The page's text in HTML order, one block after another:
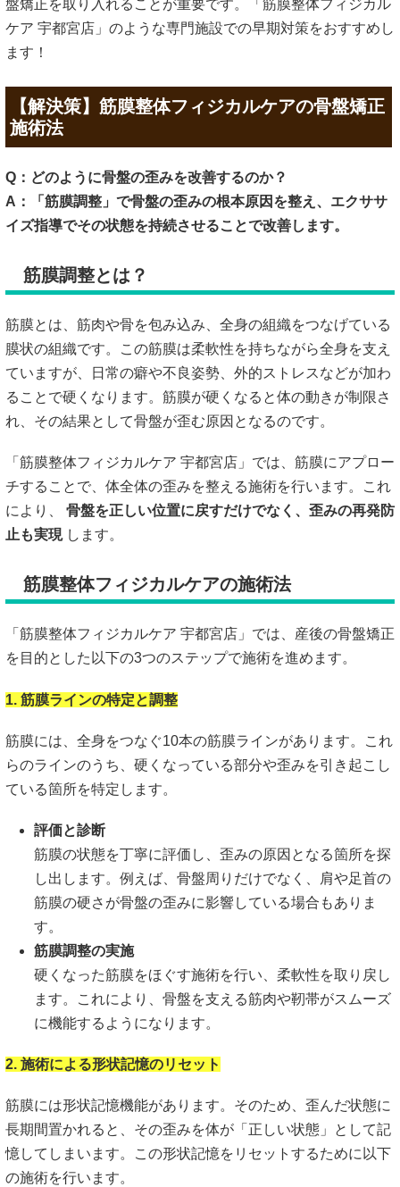
盤矯正を取り入れることが重要です。「筋膜整体フィジカル
ケア 宇都宮店」のような専門施設での早期対策をおすすめし
ます！
【解決策】筋膜整体フィジカルケアの骨盤矯正
施術法
Q：どのように骨盤の歪みを改善するのか？
A：「筋膜調整」で骨盤の歪みの根本原因を整え、エクササ
イズ指導でその状態を持続させることで改善します。
筋膜調整とは？
筋膜とは、筋肉や骨を包み込み、全身の組織をつなげている
膜状の組織です。この筋膜は柔軟性を持ちながら全身を支え
ていますが、日常の癖や不良姿勢、外的ストレスなどが加わ
ることで硬くなります。筋膜が硬くなると体の動きが制限さ
れ、その結果として骨盤が歪む原因となるのです。
「筋膜整体フィジカルケア 宇都宮店」では、筋膜にアプロー
チすることで、体全体の歪みを整える施術を行います。これ
により、 骨盤を正しい位置に戻すだけでなく、歪みの再発防
止も実現します。
筋膜整体フィジカルケアの施術法
「筋膜整体フィジカルケア 宇都宮店」では、産後の骨盤矯正
を目的とした以下の3つのステップで施術を進めます。
1. 筋膜ラインの特定と調整
筋膜には、全身をつなぐ10本の筋膜ラインがあります。これ
らのラインのうち、硬くなっている部分や歪みを引き起こし
ている箇所を特定します。
評価と診断
筋膜の状態を丁寧に評価し、歪みの原因となる箇所を探
し出します。例えば、骨盤周りだけでなく、肩や足首の
筋膜の硬さが骨盤の歪みに影響している場合もありま
す。
筋膜調整の実施
硬くなった筋膜をほぐす施術を行い、柔軟性を取り戻し
ます。これにより、骨盤を支える筋肉や靭帯がスムーズ
に機能するようになります。
2. 施術による形状記憶のリセット
筋膜には形状記憶機能があります。そのため、歪んだ状態に
長期間置かれると、その歪みを体が「正しい状態」として記
憶してしまいます。この形状記憶をリセットするために以下
の施術を行います。